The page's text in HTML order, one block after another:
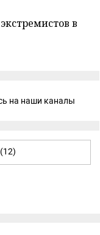
в
на наши каналы
(12)